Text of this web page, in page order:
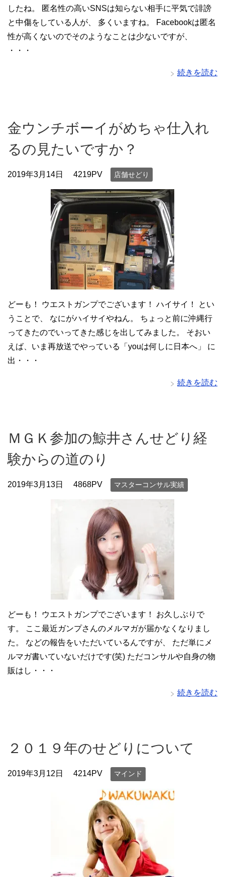
したね。 匿名性の高いSNSは知らない相手に平気で誹謗
と中傷をしている人が、 多くいますね。 Facebookは匿名
性が高くないのでそのようなことは少ないですが、
・・・
続きを読む
金ウンチボーイがめちゃ仕入れ
るの見たいですか？
2019年3月14日 4219PV 店舗せどり
どーも！ ウエストガンプでございます！ ハイサイ！ とい
うことで、 なにがハイサイやねん。 ちょっと前に沖縄行
ってきたのでいってきた感じを出してみました。 そおい
えば、いま再放送でやっている「youは何しに日本へ」 に
出・・・
続きを読む
ＭＧＫ参加の鯨井さんせどり経
験からの道のり
2019年3月13日 4868PV マスターコンサル実績
どーも！ ウエストガンプでございます！ お久しぶりで
す。 ここ最近ガンプさんのメルマガが届かなくなりまし
た。 などの報告をいただいているんですが、 ただ単にメ
ルマガ書いていないだけです(笑) ただコンサルや自身の物
販はし・・・
続きを読む
２０１９年のせどりについて
2019年3月12日 4214PV マインド